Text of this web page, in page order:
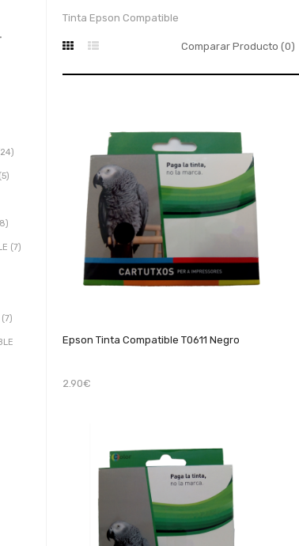
(7)
Tinta Epson Compatible
Comparar Producto (0)
Epson Tinta Compatible T0611 Negro
2.90€